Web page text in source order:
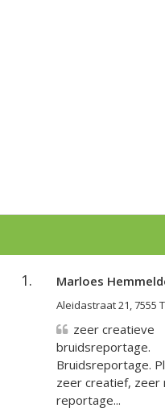
1. Marloes
Aleidastraat 21, 7555
zeer creatieve
bruidsreportage.
Bruidsreportage.
zeer creatief, zeer
reportage...